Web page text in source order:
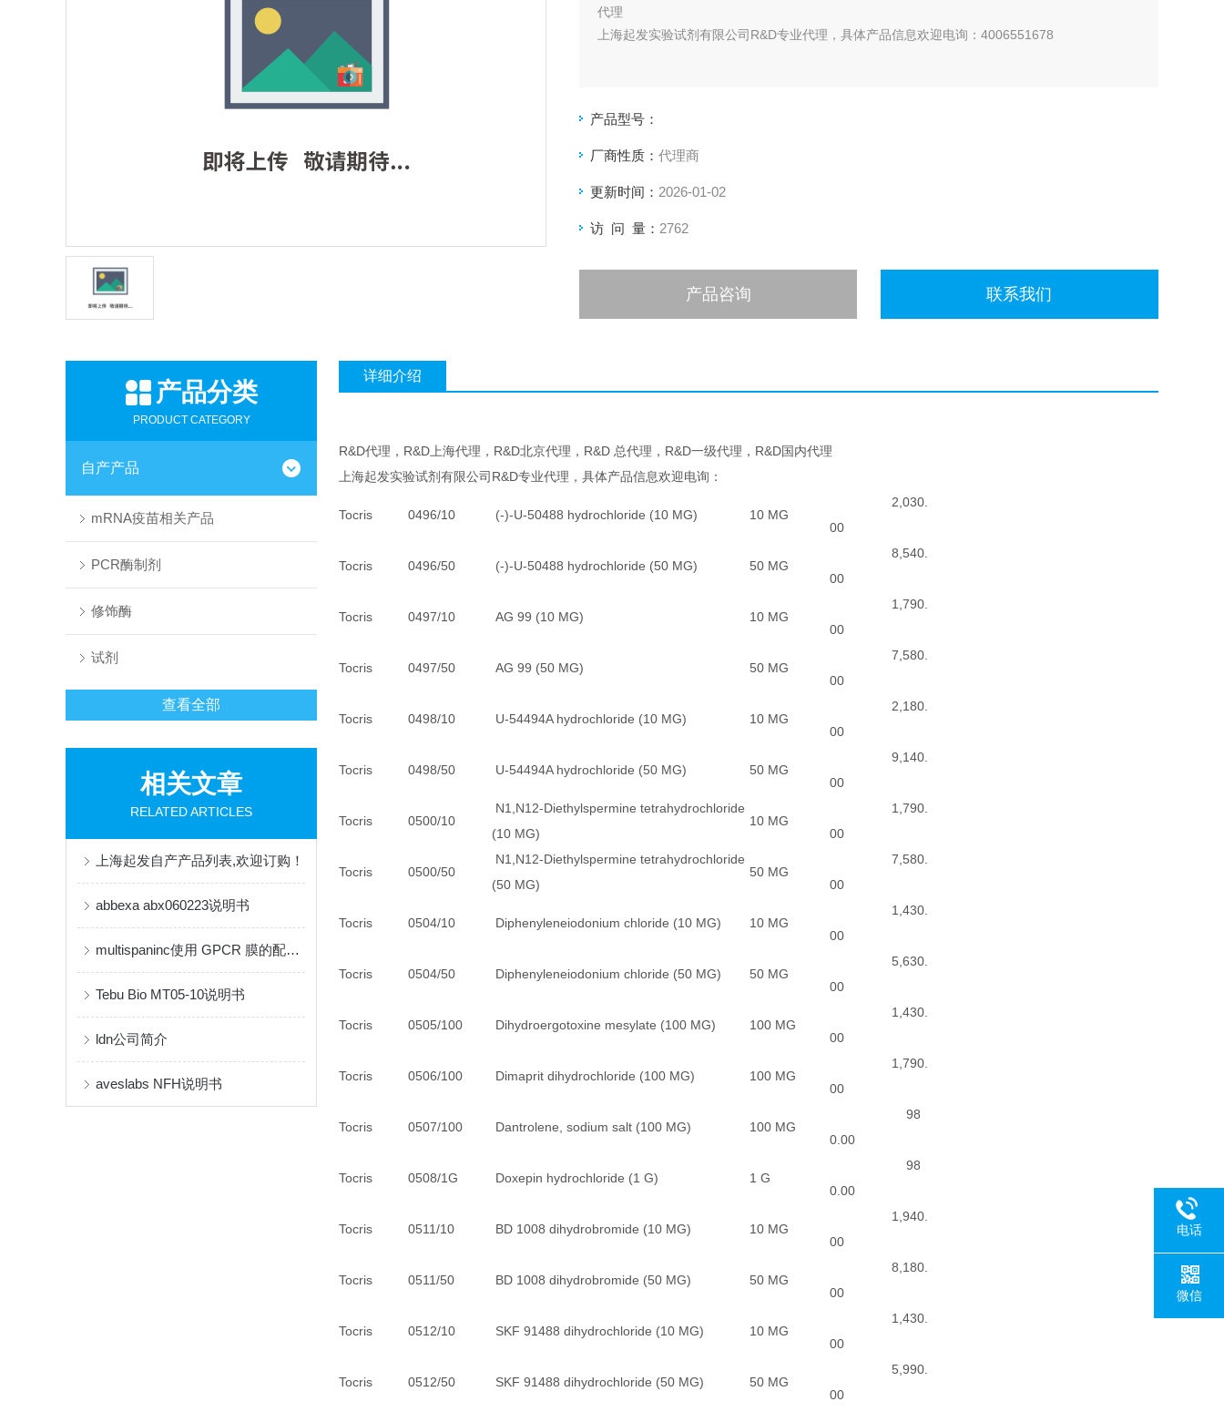
代理
上海起发实验试剂有限公司R&D专业代理，具体产品信息欢迎电询：4006551678
产品型号：
厂商性质： 代理商
更新时间： 2026-01-02
访 问 量： 2762
产品咨询 联系我们
产品分类
PRODUCT CATEGORY
自产产品
mRNA疫苗相关产品
PCR酶制剂
修饰酶
试剂
查看全部
相关文章
RELATED ARTICLES
上海起发自产产品列表,欢迎订购！
abbexa abx060223说明书
multispaninc使用 GPCR 膜的配体结合测定使用方法
Tebu Bio MT05-10说明书
ldn公司简介
aveslabs NFH说明书
详细介绍
R&D代理，R&D上海代理，R&D北京代理，R&D 总代理，R&D一级代理，R&D国内代理
上海起发实验试剂有限公司R&D专业代理，具体产品信息欢迎电询：
Tocris 0496/10 (-)-U-50488 hydrochloride (10 MG) 10 MG
2,030.
00
Tocris 0496/50 (-)-U-50488 hydrochloride (50 MG) 50 MG
8,540.
00
Tocris 0497/10 AG 99 (10 MG) 10 MG
1,790.
00
Tocris 0497/50 AG 99 (50 MG) 50 MG
7,580.
00
Tocris 0498/10 U-54494A hydrochloride (10 MG) 10 MG
2,180.
00
Tocris 0498/50 U-54494A hydrochloride (50 MG) 50 MG
9,140.
00
Tocris 0500/10
N1,N12-Diethylspermine tetrahydrochloride
(10 MG)
10 MG
1,790.
00
Tocris 0500/50
N1,N12-Diethylspermine tetrahydrochloride
(50 MG)
50 MG
7,580.
00
Tocris 0504/10 Diphenyleneiodonium chloride (10 MG) 10 MG
1,430.
00
Tocris 0504/50 Diphenyleneiodonium chloride (50 MG) 50 MG
5,630.
00
Tocris 0505/100 Dihydroergotoxine mesylate (100 MG) 100 MG
1,430.
00
Tocris 0506/100 Dimaprit dihydrochloride (100 MG) 100 MG
1,790.
00
Tocris 0507/100 Dantrolene, sodium salt (100 MG) 100 MG
98
0.00
Tocris 0508/1G Doxepin hydrochloride (1 G) 1 G
98
0.00
Tocris 0511/10 BD 1008 dihydrobromide (10 MG) 10 MG
1,940.
00
Tocris 0511/50 BD 1008 dihydrobromide (50 MG) 50 MG
8,180.
00
Tocris 0512/10 SKF 91488 dihydrochloride (10 MG) 10 MG
1,430.
00
Tocris 0512/50 SKF 91488 dihydrochloride (50 MG) 50 MG
5,990.
00
电话
微信